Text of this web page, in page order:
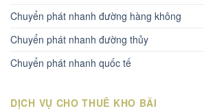
Chuyển phát nhanh đường hàng không
Chuyển phát nhanh đường thủy
Chuyển phát nhanh quốc tế
DỊCH VỤ CHO THUÊ KHO BÃI